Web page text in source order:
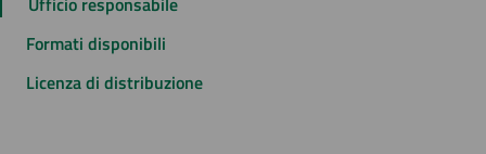
Formati disponibili
Licenza di distribuzione